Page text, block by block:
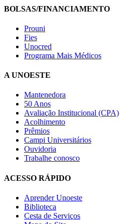
BOLSAS/FINANCIAMENTO
Prouni
Fies
Unocred
Programa Mais Médicos
A UNOESTE
Mantenedora
50 Anos
Avaliação Institucional (CPA)
Acolhimento
Prêmios
Campi Universitários
Ouvidoria
Trabalhe conosco
ACESSO RÁPIDO
Aprender Unoeste
Biblioteca
Cesta de Serviços